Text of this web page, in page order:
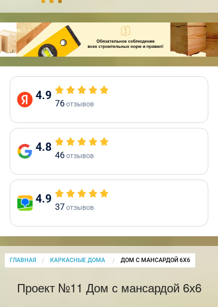
4.9
76отзывов
4.8
46отзывов
4.9
37отзывов
ГЛАВНАЯ КАРКАСНЫЕ ДОМА CURRENT:
ДОМ С МАНСАРДОЙ 6Х6
Проект №11 Дом с мансардой 6х6